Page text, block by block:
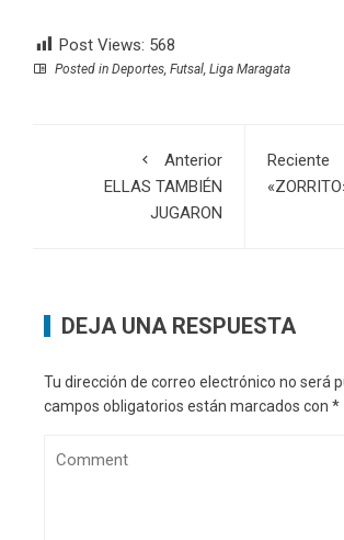
Post Views: 568
Posted in Deportes, Futsal, Liga Maragata
Anterior
ELLAS TAMBIÉN
JUGARON
Reciente
DEJA UNA RESPUESTA
Tu dirección de correo electrónico no será
campos obligatorios están marcados con *